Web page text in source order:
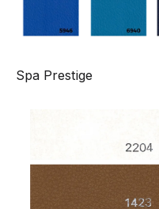
Spa Prestige